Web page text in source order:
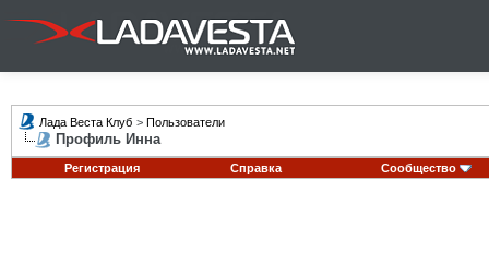
Лада Веста Клуб > Пользователи
Профиль Инна
Регистрация Справка Сообщество